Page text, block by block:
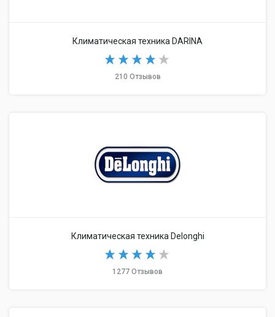
Климатическая техника DARINA
210 Отзывов
Климатическая техника Delonghi
1277 Отзывов